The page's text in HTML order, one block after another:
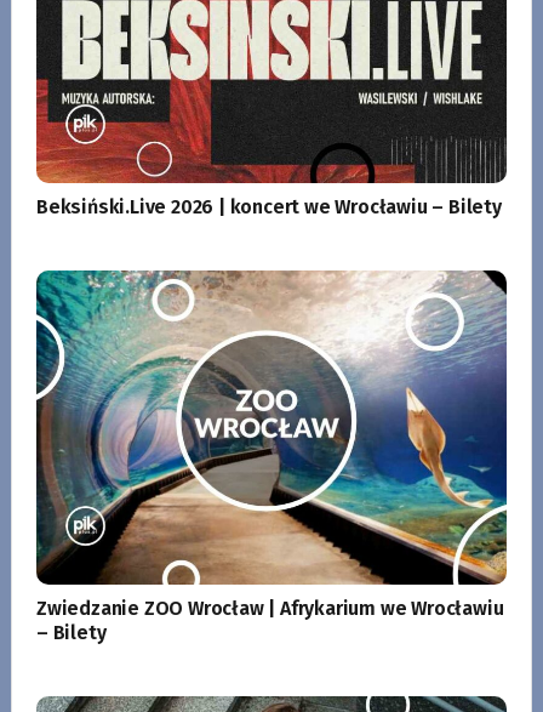
Beksiński.Live 2026 | koncert we Wrocławiu – Bilety
Zwiedzanie ZOO Wrocław | Afrykarium we Wrocławiu
– Bilety